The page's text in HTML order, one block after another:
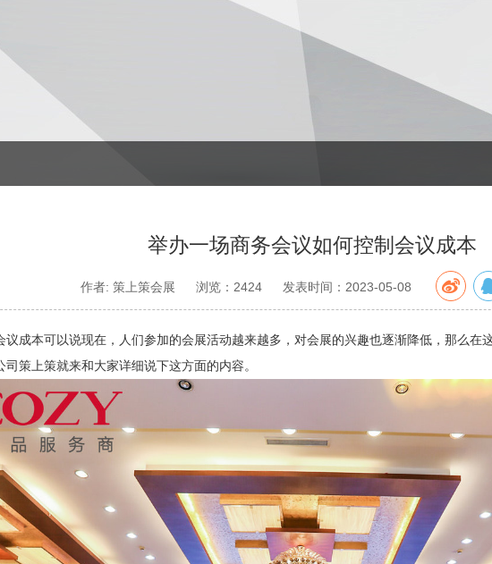
举办一场商务会议如何控制会议成本
作者: 策上策会展 浏览：2424 发表时间：2023-05-08
成本可以说现在，人们参加的会展活动越来越多，对会展的兴趣也逐渐降低，那么在
策上策就来和大家详细说下这方面的内容。